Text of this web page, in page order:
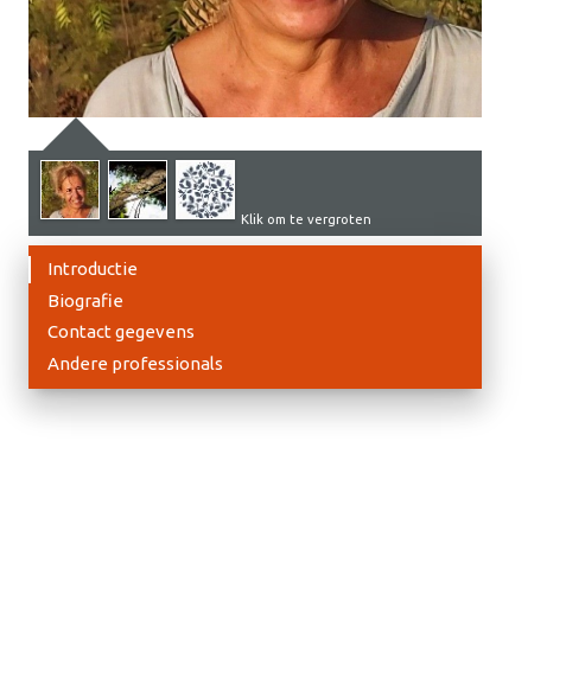
Klik om te vergroten
Introductie
Biografie
Contact gegevens
Andere professionals